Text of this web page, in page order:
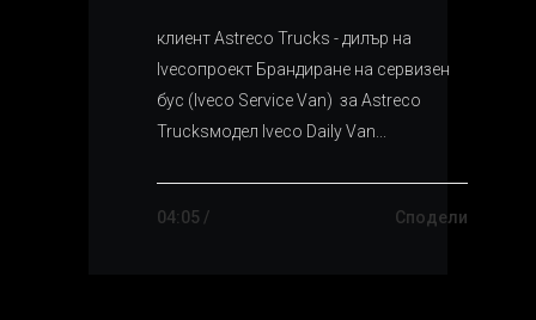
клиент Astreco Trucks - дилър на
Ivecoпроект Брандиране на сервизен
бус (Iveco Service Van) за Astreco
Trucksмодел Iveco Daily Van...
04:05 / Сподели